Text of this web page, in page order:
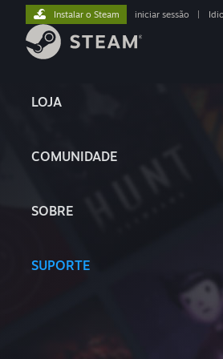
LOJA
COMUNIDADE
SOBRE
SUPORTE
Instalar o Steam iniciar sessão